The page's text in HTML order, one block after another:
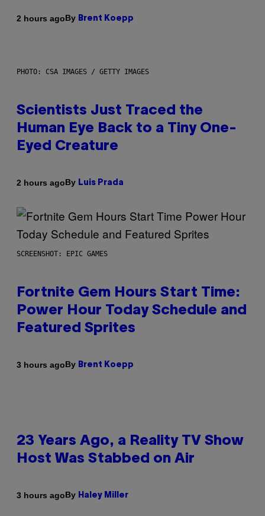
2 hours agoBy Brent Koepp
PHOTO: CSA IMAGES / GETTY IMAGES
Scientists Just Traced the
Human Eye Back to a Tiny One-
Eyed Creature
2 hours agoBy Luis Prada
SCREENSHOT: EPIC GAMES
Fortnite Gem Hours Start Time:
Power Hour Today Schedule and
Featured Sprites
3 hours agoBy Brent Koepp
23 Years Ago, a Reality TV Show
Host Was Stabbed on Air
3 hours agoBy Haley Miller